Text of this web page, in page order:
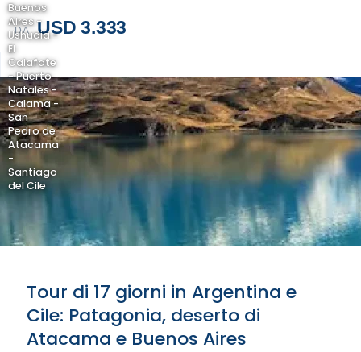
DA USD 3.333
Buenos
Aires -
Ushuaia -
El
Calafate
- Puerto
Natales -
Calama -
San
Pedro de
Atacama
-
Santiago
del Cile
Tour di 17 giorni in Argentina e
Cile: Patagonia, deserto di
Atacama e Buenos Aires